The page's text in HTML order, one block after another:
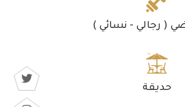
( رجالي - نسائي )
حديقة